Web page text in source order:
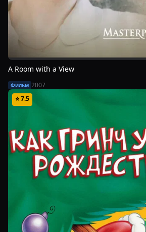
A Room with a View
Фильм 2007
⭐7.5